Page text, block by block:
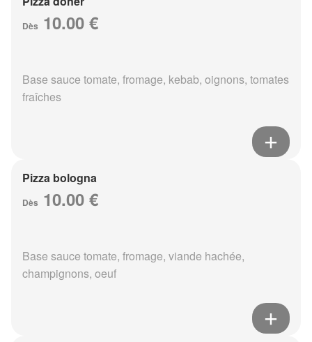
Dès 10.00 €
Base sauce tomate, fromage, kebab, oignons, tomates
fraîches
Pizza bologna
Dès 10.00 €
Base sauce tomate, fromage, viande hachée,
champignons, oeuf